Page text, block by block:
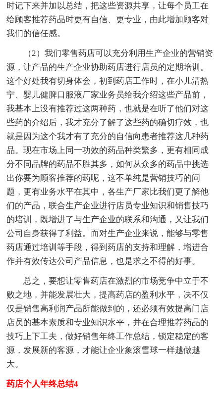
时记下来并加以总结，把这些资源共享，让每个员工在
给顾客推荐药品时更有自信、更专业，由此增加顾客对
我们的信任感。
（2）我们零售药店可以充分利用生产企业的营销资
源，让产品的生产企业协助药店进行店员的定期培训。
这个好处我有切身体会，初到药店工作时，在小儿清热
宁、婴儿健脾口服液厂家业务员给我介绍这些产品前，
我基本上没有推荐过这两种药，也就是在听了他们对这
些药的介绍后，我才充分了解了这些药的确切疗效，也
就是因为这个我才有了充分的自信向患者推荐这几种药
品。现在市场上同一功效的药品种类繁多，更有相同成
分不同品牌的药品不胜其多，如何从众多的药品中挑选
出你要为顾客推荐的药呢，这不单纯是营销技巧的问
题，更有业务水平在其中，各生产厂家比我们更了解他
们的产品，联合生产企业进行店员专业知识和销售技巧
的培训，既增进了与生产企业的联系和沟通，又让我们
公司自身获得了利益。而对生产企业来说，能够与零售
药店通过培训等手段，得到药店的支持和理解，增进合
作并有效传达公司产品信息，也是求之不得的好事。
总之，要想让零售药店在激烈的市场竞争中立于不
败之地，并能发展壮大，提高药店的盈利水平，决不仅
仅是销售高利润产品所能做到的，还必须有效提高门店
店员的基本素质和专业知识水平，并在合理推荐药品的
技巧上下工夫，做好销售年终工作总结，锁定稳定的客
源，发展新的客源，才能让企业象滚雪球一样越做越
大。
药店个人年终总结4